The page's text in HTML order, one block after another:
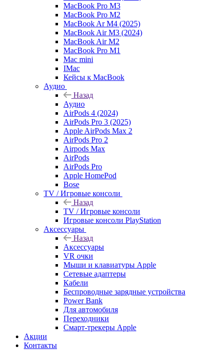
MacBook Pro M3
MacBook Pro M2
MacBook Ar M4 (2025)
MacBook Air M3 (2024)
MacBook Air M2
MacBook Pro M1
Mac mini
IMac
Кейсы к MacBook
Аудио
Назад
Аудио
AirPods 4 (2024)
AirPods Pro 3 (2025)
Apple AirPods Max 2
AirPods Pro 2
Airpods Max
AirPods
AirPods Pro
Apple HomePod
Bose
TV / Игровые консоли
Назад
TV / Игровые консоли
Игровые консоли PlayStation
Аксессуары
Назад
Аксессуары
VR очки
Мыши и клавиатуры Apple
Сетевые адаптеры
Кабели
Беспроводные зарядные устройства
Power Bank
Для автомобиля
Переходники
Смарт-трекеры Apple
Акции
Контакты